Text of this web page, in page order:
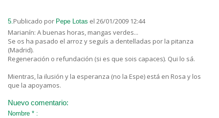
5.Publicado por Pepe Lotas el 26/01/2009 12:44
Marianín: A buenas horas, mangas verdes...
Se os ha pasado el arroz y seguís a dentelladas por la pitanza
(Madrid).
Regeneración o refundación (si es que sois capaces). Qui lo sá.
Mientras, la ilusión y la esperanza (no la Espe) está en Rosa y los
que la apoyamos.
Nuevo comentario:
Nombre * :